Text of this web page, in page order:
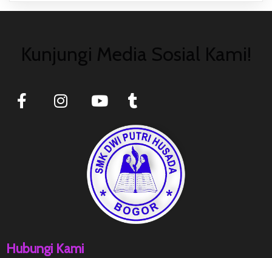
Kunjungi Media Sosial Kami!
Hubungi Kami